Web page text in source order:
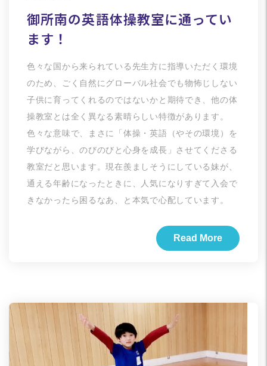
御所南の英語体操教室に通ってい
ます！
色々な国から来られている先生方に指導いただく環境
のため、ごく自然にグローバル社会でも物怖じしない
子供に育ってくれるのではないかと期待でき、他の体
操教室とは全く異なる素晴らしい特徴があります。
色々な意味で、まさに「体操・英語（やその環境）を
学びながら、のびのびと心身を成長」させてくださる
教室だと思います。現在羨ましそうにしている妹が、
通える年齢になったときに、人気になりすぎて入会で
きなかったら困るなあ、と本気で心配しています。
Read More